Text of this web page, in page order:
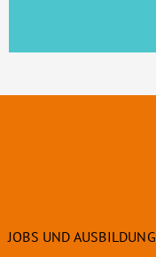
JOBS UND AUSBILDUNG